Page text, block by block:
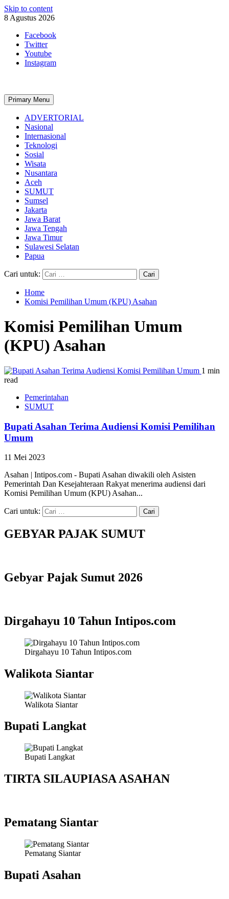
Skip to content
8 Agustus 2026
Facebook
Twitter
Youtube
Instagram
Primary Menu
ADVERTORIAL
Nasional
Internasional
Teknologi
Sosial
Wisata
Nusantara
Aceh
SUMUT
Sumsel
Jakarta
Jawa Barat
Jawa Tengah
Jawa Timur
Sulawesi Selatan
Papua
Cari untuk:
Home
Komisi Pemilihan Umum (KPU) Asahan
Komisi Pemilihan Umum
(KPU) Asahan
1 min
read
Pemerintahan
SUMUT
Bupati Asahan Terima Audiensi Komisi Pemilihan
Umum
11 Mei 2023
Asahan | Intipos.com - Bupati Asahan diwakili oleh Asisten
Pemerintah Dan Kesejahteraan Rakyat menerima audiensi dari
Komisi Pemilihan Umum (KPU) Asahan...
Cari untuk:
GEBYAR PAJAK SUMUT
Gebyar Pajak Sumut 2026
Dirgahayu 10 Tahun Intipos.com
Dirgahayu 10 Tahun Intipos.com
Walikota Siantar
Walikota Siantar
Bupati Langkat
Bupati Langkat
TIRTA SILAUPIASA ASAHAN
Pematang Siantar
Pematang Siantar
Bupati Asahan